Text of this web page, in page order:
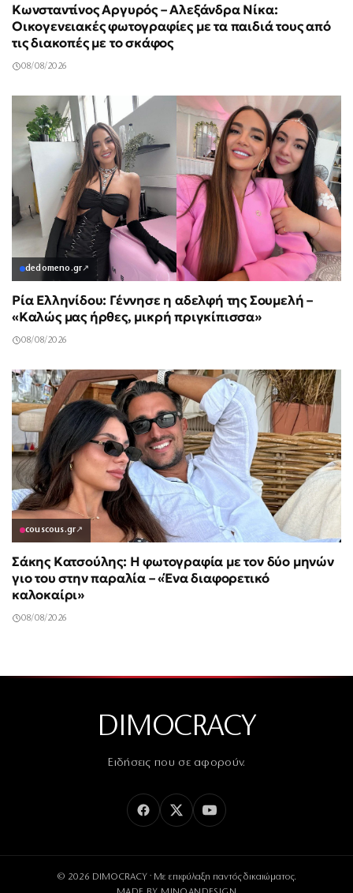
Κωνσταντίνος Αργυρός – Αλεξάνδρα Νίκα:
Οικογενειακές φωτογραφίες με τα παιδιά τους από
τις διακοπές με το σκάφος
08/08/2026
dedomeno.gr↗
Ρία Ελληνίδου: Γέννησε η αδελφή της Σουμελή –
«Καλώς μας ήρθες, μικρή πριγκίπισσα»
08/08/2026
couscous.gr↗
Σάκης Κατσούλης: Η φωτογραφία με τον δύο μηνών
γιο του στην παραλία – «Ένα διαφορετικό
καλοκαίρι»
08/08/2026
DIMOCRACY
Ειδήσεις που σε αφορούν.
© 2026 DIMOCRACY · Με επιφύλαξη παντός δικαιώματος.